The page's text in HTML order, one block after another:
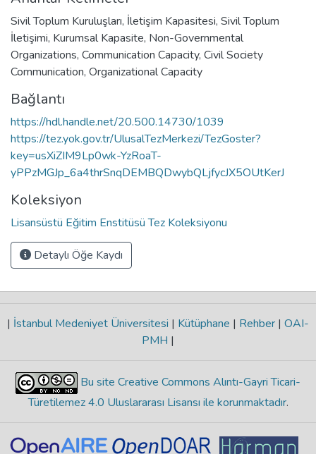
Sivil Toplum Kuruluşları, İletişim Kapasitesi, Sivil Toplum
İletişimi, Kurumsal Kapasite, Non-Governmental
Organizations, Communication Capacity, Civil Society
Communication, Organizational Capacity
Bağlantı
https://hdl.handle.net/20.500.14730/1039
https://tez.yok.gov.tr/UlusalTezMerkezi/TezGoster?
key=usXiZIM9Lp0wk-YzRoaT-
yPPzMGJp_6a4thrSnqDEMBQDwybQLjfycJX5OUtKerJ
Koleksiyon
Lisansüstü Eğitim Enstitüsü Tez Koleksiyonu
Detaylı Öğe Kaydı
| İstanbul Medeniyet Üniversitesi | Kütüphane | Rehber | OAI-
PMH |
Bu site Creative Commons Alıntı-Gayri Ticari-
Türetilemez 4.0 Uluslararası Lisansı ile korunmaktadır.